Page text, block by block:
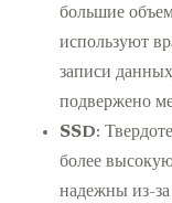
большие
используют
записи
подвержено
SSD:
более
надежны из-